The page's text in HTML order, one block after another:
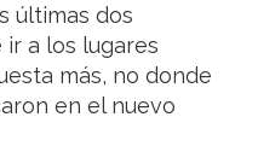
últimas dos
ir a los lugares
más, no donde
en el nuevo